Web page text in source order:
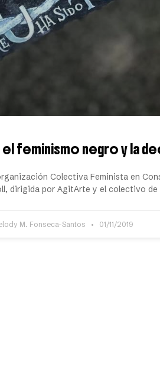
feminismo negro y la
Colectiva Feminista en
dirigida por AgitArte y el colectivo
M. Fonseca-Santos 01/11/2019